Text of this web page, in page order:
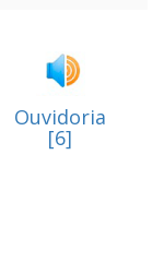
Ouvidoria
[6]